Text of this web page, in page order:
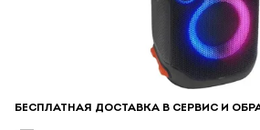
БЕСПЛАТНАЯ ДОСТАВКА В СЕРВИС И